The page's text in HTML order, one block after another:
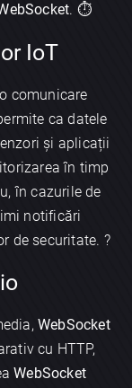
. ⏱️
IoT
comunicare
ca datele
și aplicații
în timp
în cazurile de
notificări
de securitate. ?
WebSocket
cu HTTP,
WebSocket